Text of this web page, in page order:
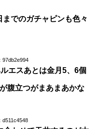
でのガチャピンも色々
97db2e994
エスあとは金月5、6個
腹立つがまあまあかな
d511c4548